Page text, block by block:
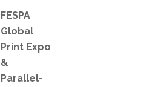
FESPA
Global
Print Expo
&
Parallel-